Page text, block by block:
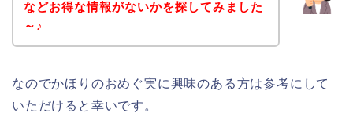
などお得な情報がないかを探してみました
～♪
なのでかほりのおめぐ実に興味のある方は参考にして
いただけると幸いです。